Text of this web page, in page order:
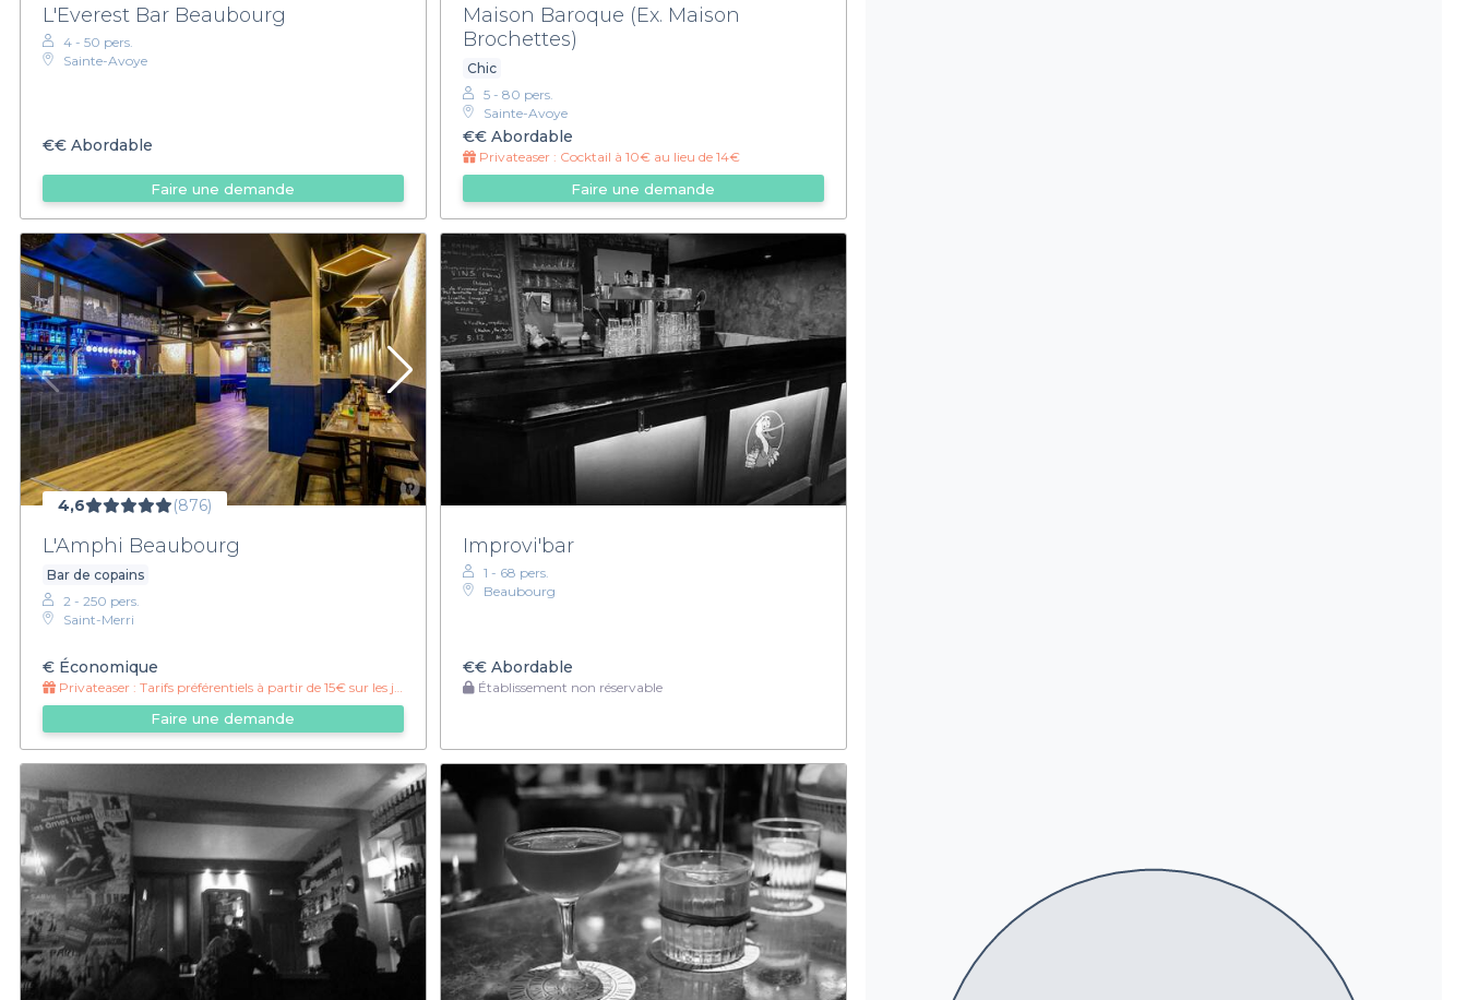
L'Everest Bar Beaubourg
4 - 50 pers.
Sainte-Avoye
€€ Abordable
Faire une demande
Maison Baroque (Ex. Maison
Brochettes)
Chic
5 - 80 pers.
Sainte-Avoye
€€Abordable
Privateaser : Cocktail à 10€ au lieu de 14€
Faire une demande
4,6 (876)
L'Amphi Beaubourg
Bar de copains
2 - 250 pers.
Saint-Merri
€ Économique
Privateaser : Tarifs préférentiels à partir de 15€ sur les jarres et les pichets
Faire une demande
Improvi'bar
1 - 68 pers.
Beaubourg
€€Abordable
Établissement non réservable